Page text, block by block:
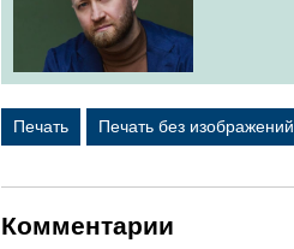
Печать Печать без изображений
Комментарии